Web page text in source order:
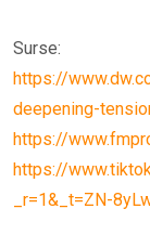
Surse:
https://
deepening-
https://
https://
_r=1&_t=ZN-